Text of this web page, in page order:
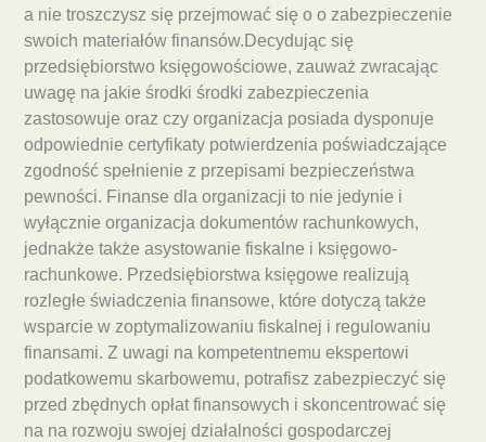
a nie troszczysz się przejmować się o o zabezpieczenie
swoich materiałów finansów.Decydując się
przedsiębiorstwo księgowościowe, zauważ zwracając
uwagę na jakie środki środki zabezpieczenia
zastosowuje oraz czy organizacja posiada dysponuje
odpowiednie certyfikaty potwierdzenia poświadczające
zgodność spełnienie z przepisami bezpieczeństwa
pewności. Finanse dla organizacji to nie jedynie i
wyłącznie organizacja dokumentów rachunkowych,
jednakże także asystowanie fiskalne i księgowo-
rachunkowe. Przedsiębiorstwa księgowe realizują
rozległe świadczenia finansowe, które dotyczą także
wsparcie w zoptymalizowaniu fiskalnej i regulowaniu
finansami. Z uwagi na kompetentnemu ekspertowi
podatkowemu skarbowemu, potrafisz zabezpieczyć się
przed zbędnych opłat finansowych i skoncentrować się
na na rozwoju swojej działalności gospodarczej